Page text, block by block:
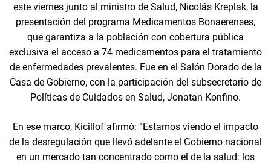
este viernes junto al ministro de Salud, Nicolás Kreplak, la
presentación del programa Medicamentos Bonaerenses,
que garantiza a la población con cobertura pública
exclusiva el acceso a 74 medicamentos para el tratamiento
de enfermedades prevalentes. Fue en el Salón Dorado de la
Casa de Gobierno, con la participación del subsecretario de
Políticas de Cuidados en Salud, Jonatan Konfino.
En ese marco, Kicillof afirmó: “Estamos viendo el impacto
de la desregulación que llevó adelante el Gobierno nacional
en un mercado tan concentrado como el de la salud: los